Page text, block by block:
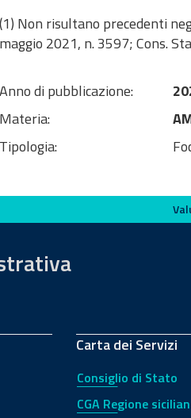
(1) Non risultano precedenti
maggio 2021, n. 3597; Cons.
Anno di pubblicazione:
Materia:
Tipologia:
Carta dei Servizi
Consiglio di Stato
CGA Regione